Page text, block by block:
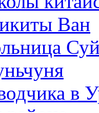
Ван
в